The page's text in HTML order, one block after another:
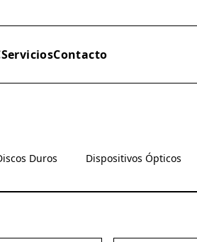
ServiciosContacto
Duros Dispositivos Ópticos